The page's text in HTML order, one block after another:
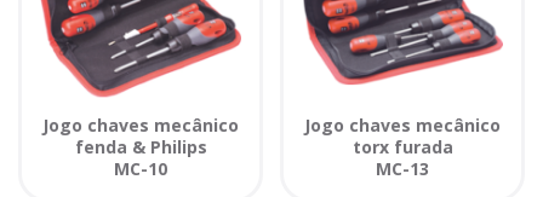
Jogo chaves mecânico
fenda & Philips
MC-10
Jogo chaves mecânico
torx furada
MC-13